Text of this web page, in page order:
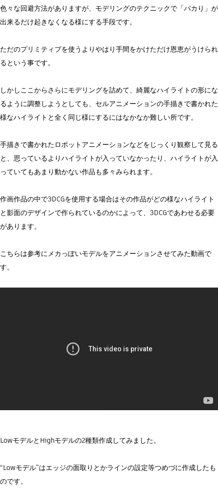
色々な回避方法がありますが、モデリングのテクニックで「パカり」が
出来るだけ起きなくなる様にする手段です。
ただのプリミティブを使うよりやはり手間をかけただけ恩恵がうけられ
るという事です。
しかしここからさらにモデリングを詰めて、綺麗なハイライトの形にな
るように調整しようとしても、セルアニメーションの手描きで書かれた
様なハイライトと全く同じ様にするにはなかなか難しい所です。
手描きで書かれたロボットアニメーションなどをじっくり観察して見る
と、思っているよりハイライトが入っていなかったり、ハイライトが入
っていてもあまり動かない作品も多々みられます。
作画作品の中で3DCGを使用する場合はその作品がどの様なハイライト
と影面のデザインで作られているのかによって、3DCGであわせる必要
があります。
こちらは参考にメカっぽいモデルをアニメーションさせてみた動画で
す。
LowモデルとHighモデルの2種類作成してみました。
“Lowモデル”はエッジの面取りとかラインの設定等つめづに作成したも
のです。